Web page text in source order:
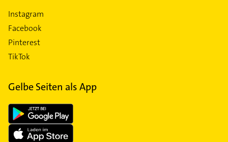
Instagram
Facebook
Pinterest
TikTok
Gelbe Seiten als App